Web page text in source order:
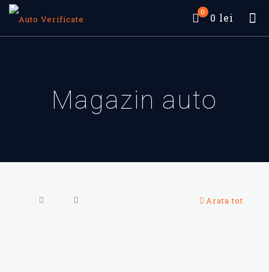
0 0 lei
Magazin auto
Arata tot